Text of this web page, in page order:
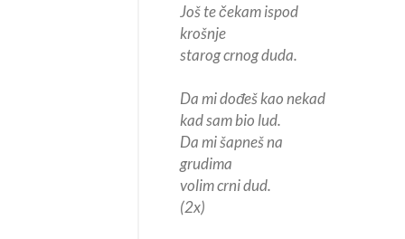
Još te čekam ispod
krošnje
starog crnog duda.
Da mi dođeš kao nekad
kad sam bio lud.
Da mi šapneš na
grudima
volim crni dud.
(2x)